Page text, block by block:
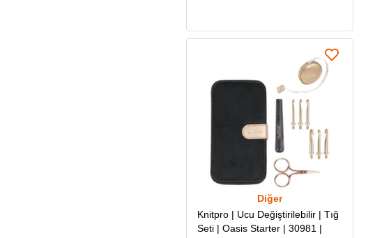
Diğer
Knitpro | Ucu Değiştirilebilir | Tığ
Seti | Oasis Starter | 30981 |